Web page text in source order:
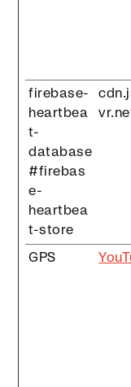
firebase-
heartbea
t-
database
#firebas
e-
heartbea
t-store
GPS